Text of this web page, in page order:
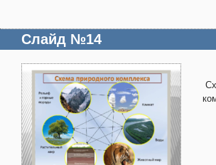
Слайд №14